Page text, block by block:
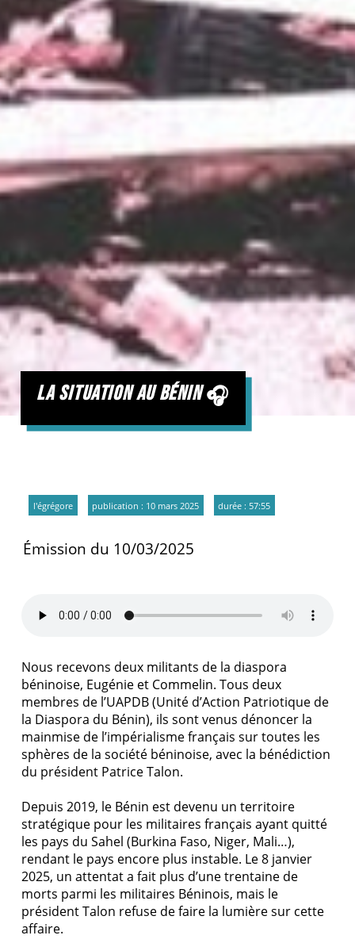
la situation au bénin
l'égrégore publication : 10 mars 2025 durée : 57:55
Émission du 10/03/2025
Nous recevons deux militants de la diaspora
béninoise, Eugénie et Commelin. Tous deux
membres de l’UAPDB (Unité d’Action Patriotique de
la Diaspora du Bénin), ils sont venus dénoncer la
mainmise de l’impérialisme français sur toutes les
sphères de la société béninoise, avec la bénédiction
du président Patrice Talon.
Depuis 2019, le Bénin est devenu un territoire
stratégique pour les militaires français ayant quitté
les pays du Sahel (Burkina Faso, Niger, Mali…),
rendant le pays encore plus instable. Le 8 janvier
2025, un attentat a fait plus d’une trentaine de
morts parmi les militaires Béninois, mais le
président Talon refuse de faire la lumière sur cette
affaire.